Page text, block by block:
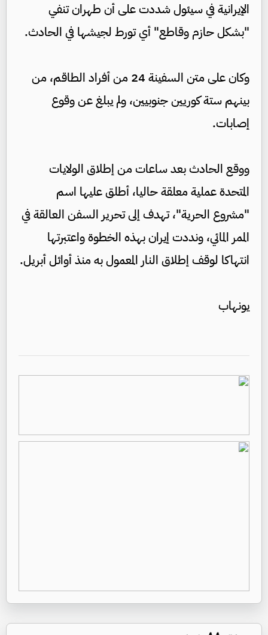
الإيرانية في سيئول شددت على أن طهران تنفي
"بشكل حازم وقاطع" أي تورط لجيشها في الحادث.
وكان على متن السفينة 24 من أفراد الطاقم، من
بينهم ستة كوريين جنوبيين، ولم يبلغ عن وقوع
إصابات.
ووقع الحادث بعد ساعات من إطلاق الولايات
المتحدة عملية معلقة حاليا، أطلق عليها اسم
"مشروع الحرية"، تهدف إلى تحرير السفن العالقة في
الممر المائي، ونددت إيران بهذه الخطوة واعتبرتها
انتهاكا لوقف إطلاق النار المعمول به منذ أوائل أبريل.
يونهاب